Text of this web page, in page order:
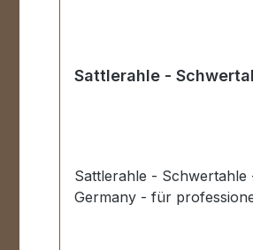
Sattlerahle -
Sattlerahle - Schwertahle
Germany - für